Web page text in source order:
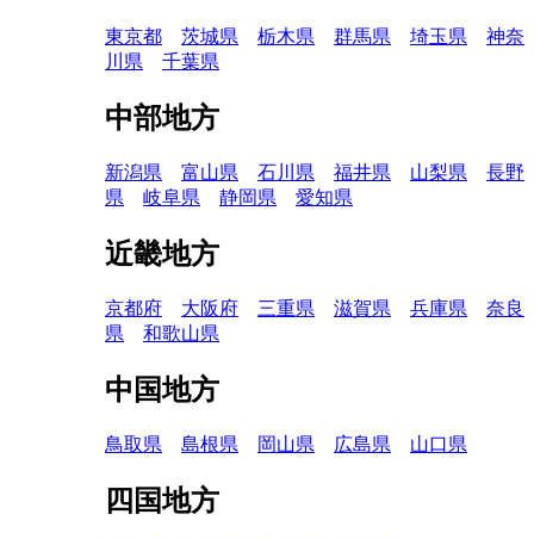
東京都 茨城県 栃木県 群馬県 埼玉県
神奈
川県
千葉県
中部地方
新潟県 富山県 石川県 福井県 山梨県
長野
県
岐阜県 静岡県 愛知県
近畿地方
京都府 大阪府 三重県 滋賀県 兵庫県
奈良
県
和歌山県
中国地方
鳥取県 島根県 岡山県 広島県 山口県
四国地方